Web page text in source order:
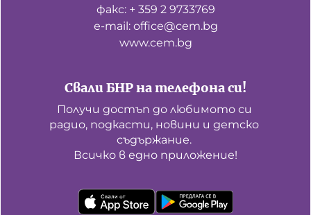
Свали БНР на телефона си!
Получи достъп до любимото си
радио, подкасти, новини и детско
съдържание.
Всичко в едно приложение!
факс: + 359 2 9733769
е-mail: office@cem.bg
www.cem.bg